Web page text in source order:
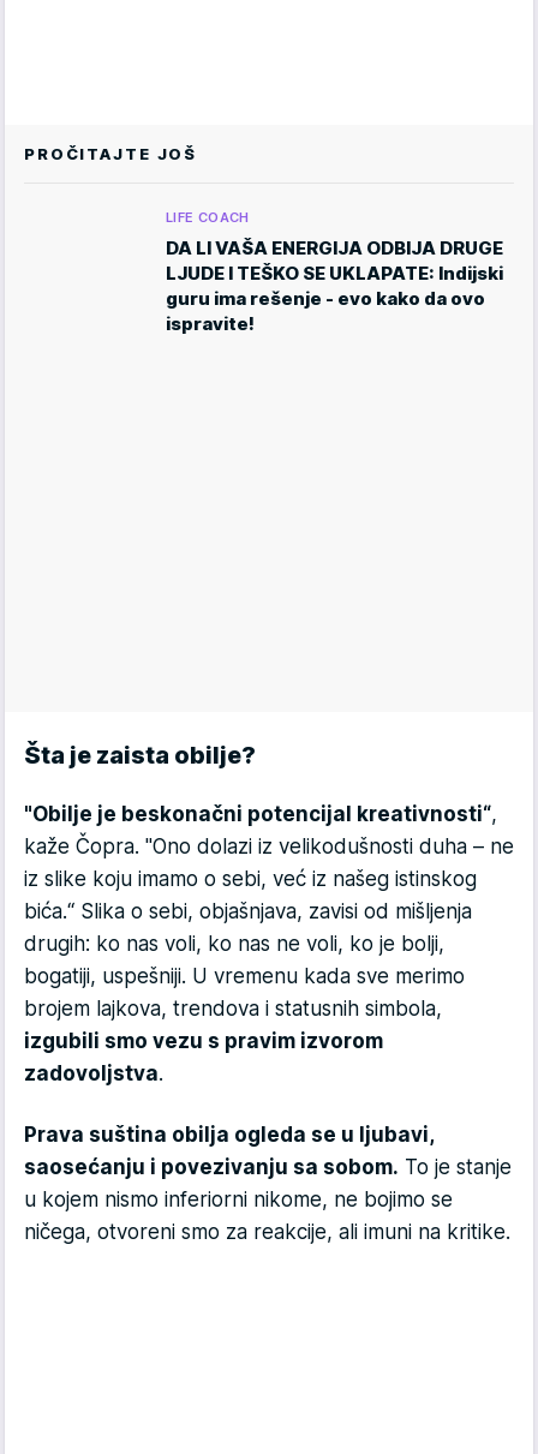
PROČITAJTE JOŠ
LIFE COACH
DA LI VAŠA ENERGIJA ODBIJA DRUGE
LJUDE I TEŠKO SE UKLAPATE: Indijski
guru ima rešenje - evo kako da ovo
ispravite!
Šta je zaista obilje?
"Obilje je beskonačni potencijal kreativnosti“,
kaže Čopra. "Ono dolazi iz velikodušnosti duha – ne
iz slike koju imamo o sebi, već iz našeg istinskog
bića.“ Slika o sebi, objašnjava, zavisi od mišljenja
drugih: ko nas voli, ko nas ne voli, ko je bolji,
bogatiji, uspešniji. U vremenu kada sve merimo
brojem lajkova, trendova i statusnih simbola,
izgubili smo vezu s pravim izvorom
zadovoljstva.
Prava suština obilja ogleda se u ljubavi,
saosećanju i povezivanju sa sobom. To je stanje
u kojem nismo inferiorni nikome, ne bojimo se
ničega, otvoreni smo za reakcije, ali imuni na kritike.